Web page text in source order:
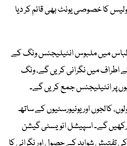
کا خصوصی یونٹ بھی قائم کر دیا
لباس میں ملبوس انٹیلیجنس ونگ کے
کے اطراف میں نگرانی کریں گے، ونگ
پر انٹیلیجنس جمع کریں گے۔
کالجوں اور یونیورسٹیوں کے ساتھ
رکھیں گے۔ اسپیشل انویسٹی گیشن
شواہد کے حصول اور نگرانی کا